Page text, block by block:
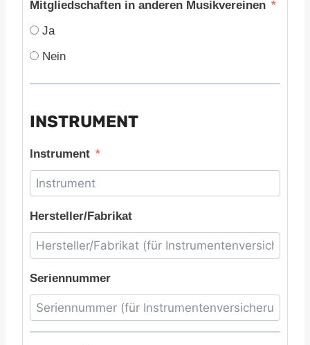
Mitgliedschaften in anderen Musikvereinen
Ja
Nein
INSTRUMENT
Instrument
Hersteller/Fabrikat
Seriennummer